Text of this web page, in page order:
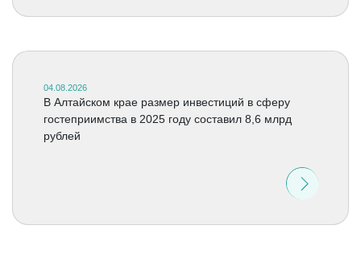
04.08.2026
В Алтайском крае размер инвестиций в сферу
гостеприимства в 2025 году составил 8,6 млрд
рублей